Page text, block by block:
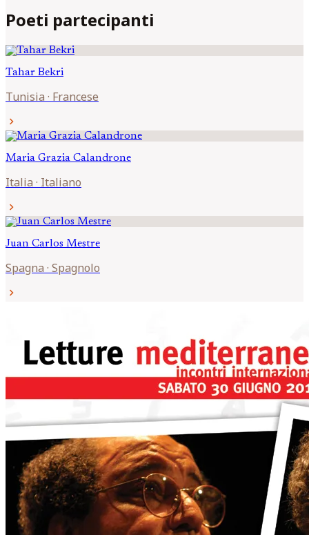
Poeti partecipanti
Tahar Bekri
Tunisia · Francese
chevron_right
Maria Grazia Calandrone
Italia · Italiano
chevron_right
Juan Carlos Mestre
Spagna · Spagnolo
chevron_right